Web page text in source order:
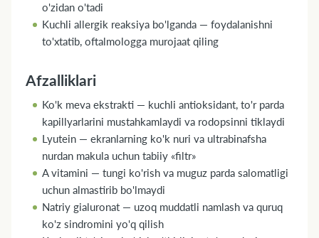
o'zidan o'tadi
Kuchli allergik reaksiya bo'lganda — foydalanishni
to'xtatib, oftalmologga murojaat qiling
Afzalliklari
Ko'k meva ekstrakti — kuchli antioksidant, to'r parda
kapillyarlarini mustahkamlaydi va rodopsinni tiklaydi
Lyutein — ekranlarning ko'k nuri va ultrabinafsha
nurdan makula uchun tabiiy «filtr»
A vitamini — tungi ko'rish va muguz parda salomatligi
uchun almastirib bo'lmaydi
Natriy gialuronat — uzoq muddatli namlash va quruq
ko'z sindromini yo'q qilish